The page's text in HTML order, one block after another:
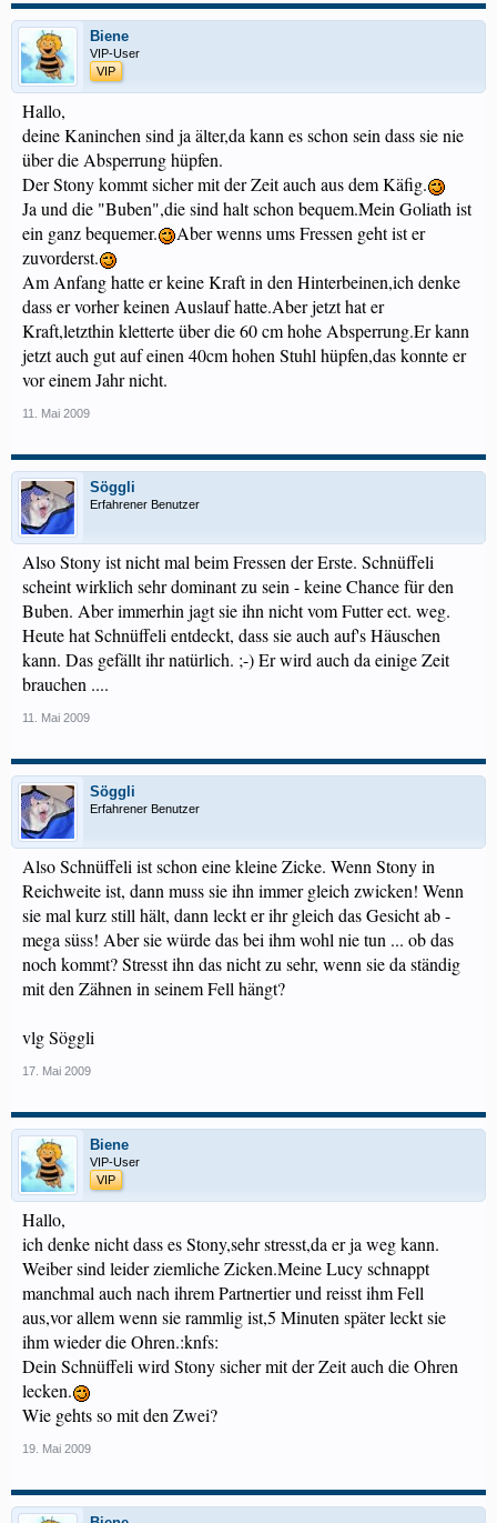
Biene
VIP-User
VIP
Hallo,
deine Kaninchen sind ja älter,da kann es schon sein dass sie nie
über die Absperrung hüpfen.
Der Stony kommt sicher mit der Zeit auch aus dem Käfig.
Ja und die "Buben",die sind halt schon bequem.Mein Goliath ist
ein ganz bequemer.
Aber wenns ums Fressen geht ist er
zuvorderst.
Am Anfang hatte er keine Kraft in den Hinterbeinen,ich denke
dass er vorher keinen Auslauf hatte.Aber jetzt hat er
Kraft,letzthin kletterte über die 60 cm hohe Absperrung.Er kann
jetzt auch gut auf einen 40cm hohen Stuhl hüpfen,das konnte er
vor einem Jahr nicht.
11. Mai 2009
Söggli
Erfahrener Benutzer
Also Stony ist nicht mal beim Fressen der Erste. Schnüffeli
scheint wirklich sehr dominant zu sein - keine Chance für den
Buben. Aber immerhin jagt sie ihn nicht vom Futter ect. weg.
Heute hat Schnüffeli entdeckt, dass sie auch auf's Häuschen
kann. Das gefällt ihr natürlich. ;-) Er wird auch da einige Zeit
brauchen ....
11. Mai 2009
Söggli
Erfahrener Benutzer
Also Schnüffeli ist schon eine kleine Zicke. Wenn Stony in
Reichweite ist, dann muss sie ihn immer gleich zwicken! Wenn
sie mal kurz still hält, dann leckt er ihr gleich das Gesicht ab -
mega süss! Aber sie würde das bei ihm wohl nie tun ... ob das
noch kommt? Stresst ihn das nicht zu sehr, wenn sie da ständig
mit den Zähnen in seinem Fell hängt?
vlg Söggli
17. Mai 2009
Biene
VIP-User
VIP
Hallo,
ich denke nicht dass es Stony,sehr stresst,da er ja weg kann.
Weiber sind leider ziemliche Zicken.Meine Lucy schnappt
manchmal auch nach ihrem Partnertier und reisst ihm Fell
aus,vor allem wenn sie rammlig ist,5 Minuten später leckt sie
ihm wieder die Ohren.:knfs:
Dein Schnüffeli wird Stony sicher mit der Zeit auch die Ohren
lecken.
Wie gehts so mit den Zwei?
19. Mai 2009